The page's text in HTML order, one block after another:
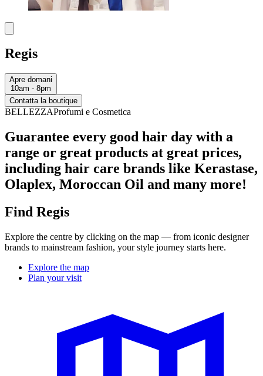
Regis
Apre domani
10am - 8pm
Contatta la boutique
BELLEZZAProfumi e Cosmetica
Guarantee every good hair day with a
range or great products at great prices,
including hair care brands like Kerastase,
Olaplex, Moroccan Oil and many more!
Find Regis
Explore the centre by clicking on the map — from iconic designer
brands to mainstream fashion, your style journey starts here.
Explore the map
Plan your visit